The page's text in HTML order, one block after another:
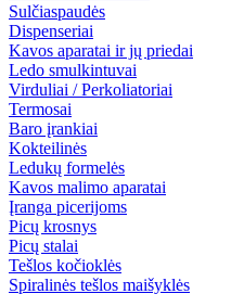
Sulčiaspaudės
Dispenseriai
Kavos aparatai ir jų priedai
Ledo smulkintuvai
Virduliai / Perkoliatoriai
Termosai
Baro įrankiai
Kokteilinės
Ledukų formelės
Kavos malimo aparatai
Įranga picerijoms
Picų krosnys
Picų stalai
Tešlos kočioklės
Spiralinės tešlos maišyklės